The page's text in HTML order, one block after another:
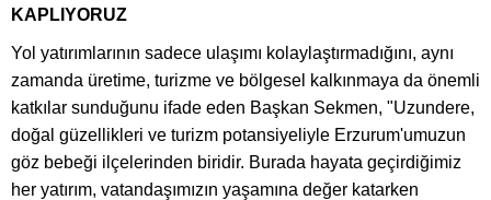
KAPLIYORUZ
Yol yatırımlarının sadece ulaşımı kolaylaştırmadığını, aynı
zamanda üretime, turizme ve bölgesel kalkınmaya da önemli
katkılar sunduğunu ifade eden Başkan Sekmen, "Uzundere,
doğal güzellikleri ve turizm potansiyeliyle Erzurum'umuzun
göz bebeği ilçelerinden biridir. Burada hayata geçirdiğimiz
her yatırım, vatandaşımızın yaşamına değer katarken